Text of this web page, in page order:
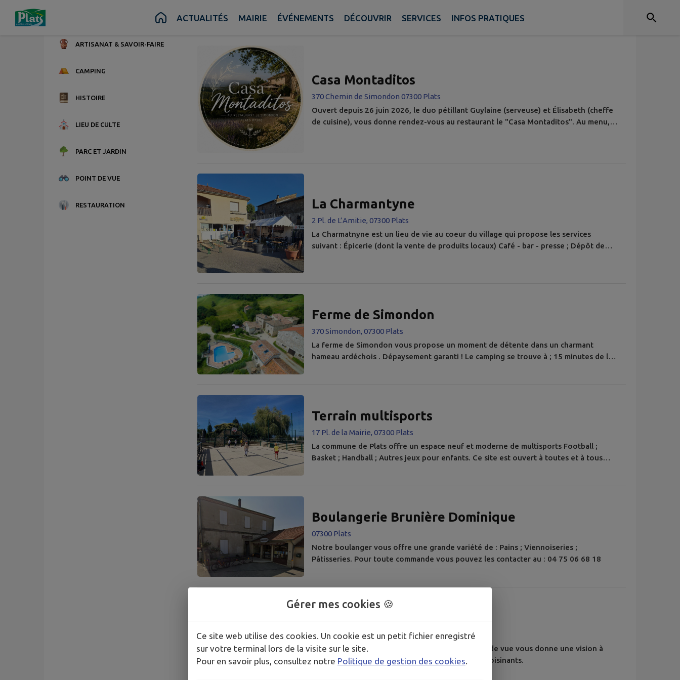
Contenu Pied de pageACTUALITÉS MAIRIE ÉVÉNEMENTS DÉCOUVRIR SERVICES INFOS PRATIQUES
ARTISANAT & SAVOIR-FAIRE
CAMPING
HISTOIRE
LIEU DE CULTE
PARC ET JARDIN
POINT DE VUE
RESTAURATION
MA COMMUNE AUX ALENTOURS
Casa Montaditos
370 Chemin de Simondon 07300 Plats
Ouvert depuis 26 juin 2026, le duo pétillant Guylaine (serveuse) et Élisabeth (cheffe
de cuisine), vous donne rendez-vous au restaurant le "Casa Montaditos". Au menu,
La Charmantyne
2 Pl. de L’Amitie, 07300 Plats
La Charmatnyne est un lieu de vie au coeur du village qui propose les services
suivant : Épicerie (dont la vente de produits locaux) Café - bar - presse ; Dépôt de
Ferme de Simondon
370 Simondon, 07300 Plats
La ferme de Simondon vous propose un moment de détente dans un charmant
hameau ardéchois . Dépaysement garanti ! Le camping se trouve à ; 15 minutes de la
Terrain multisports
17 Pl. de la Mairie, 07300 Plats
La commune de Plats offre un espace neuf et moderne de multisports Football ;
Basket ; Handball ; Autres jeux pour enfants. Ce site est ouvert à toutes et à tous
Boulangerie Brunière Dominique
07300 Plats
Notre boulanger vous offre une grande variété de : Pains ; Viennoiseries ;
Pâtisseries. Pour toute commande vous pouvez les contacter au : 04 75 06 68 18
Point de vue sur le village
41 Les Terres de Pagarand, 07300 Plats
Accessible à pied ou en VTT, ce magnifique point de vue vous donne une vision à
360 degrés sur notre beau village et les reliefs avoisinants.
Gérer mes cookies 🍪
Ce site web utilise des cookies. Un cookie est un petit fichier enregistré
sur votre terminal lors de la visite sur le site.
Pour en savoir plus, consultez notre Politique de gestion des cookies.